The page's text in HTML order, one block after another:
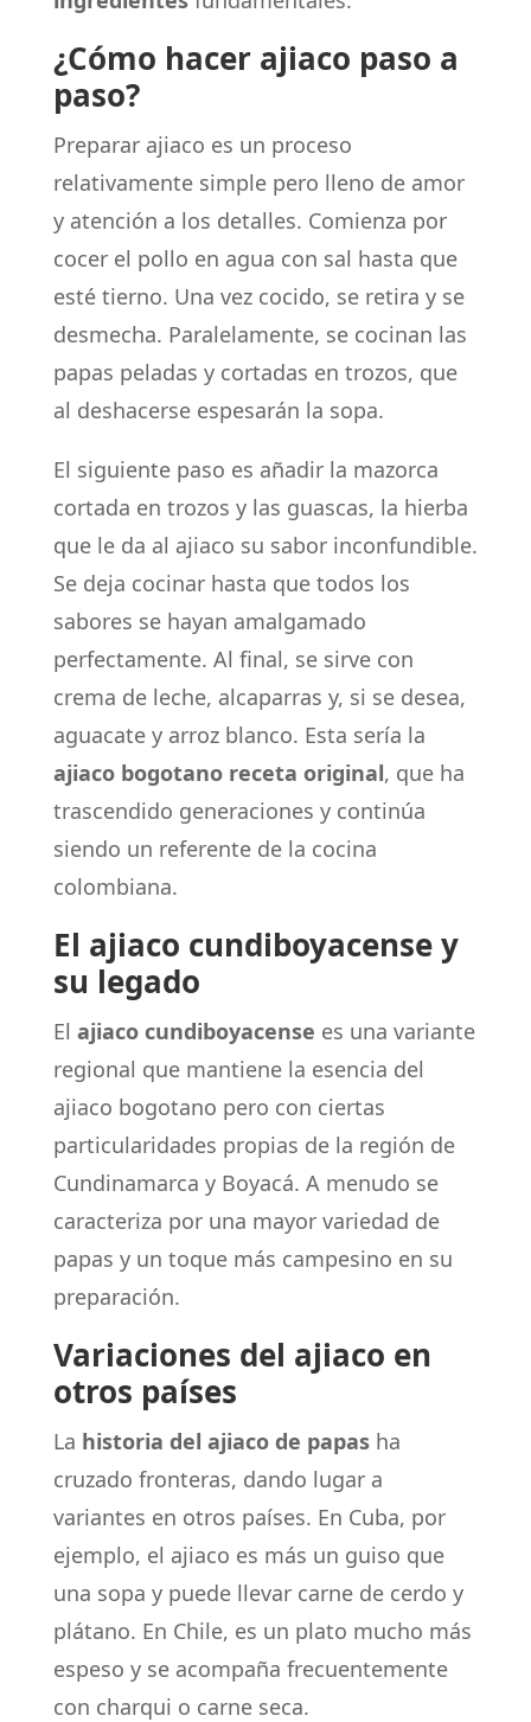
¿Cómo hacer ajiaco paso a
paso?
Preparar ajiaco es un proceso
relativamente simple pero lleno de amor
y atención a los detalles. Comienza por
cocer el pollo en agua con sal hasta que
esté tierno. Una vez cocido, se retira y se
desmecha. Paralelamente, se cocinan las
papas peladas y cortadas en trozos, que
al deshacerse espesarán la sopa.
El siguiente paso es añadir la mazorca
cortada en trozos y las guascas, la hierba
que le da al ajiaco su sabor inconfundible.
Se deja cocinar hasta que todos los
sabores se hayan amalgamado
perfectamente. Al final, se sirve con
crema de leche, alcaparras y, si se desea,
aguacate y arroz blanco. Esta sería la
ajiaco bogotano receta original, que ha
trascendido generaciones y continúa
siendo un referente de la cocina
colombiana.
El ajiaco cundiboyacense y
su legado
El ajiaco cundiboyacense es una variante
regional que mantiene la esencia del
ajiaco bogotano pero con ciertas
particularidades propias de la región de
Cundinamarca y Boyacá. A menudo se
caracteriza por una mayor variedad de
papas y un toque más campesino en su
preparación.
Variaciones del ajiaco en
otros países
La historia del ajiaco de papasha
cruzado fronteras, dando lugar a
variantes en otros países. En Cuba, por
ejemplo, el ajiaco es más un guiso que
una sopa y puede llevar carne de cerdo y
plátano. En Chile, es un plato mucho más
espeso y se acompaña frecuentemente
con charqui o carne seca.